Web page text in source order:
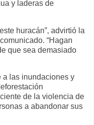
y laderas de
huracán”, advirtió la
“Hagan
que sea demasiado
a las inundaciones y
de la violencia de
a abandonar sus